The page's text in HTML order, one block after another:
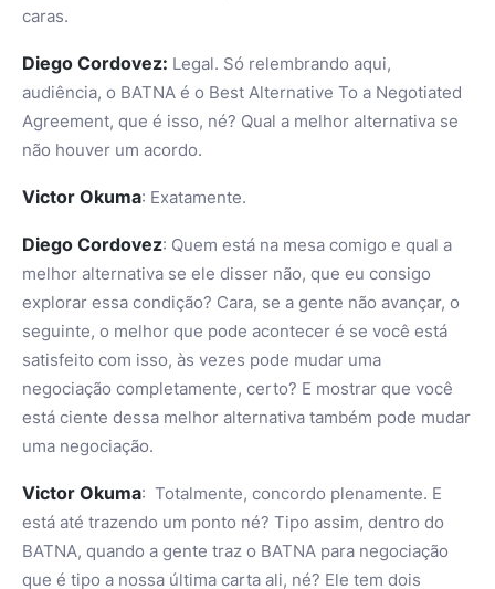
caras.
Diego Cordovez: Legal. Só relembrando aqui,
audiência, o BATNA é o Best Alternative To a Negotiated
Agreement, que é isso, né? Qual a melhor alternativa se
não houver um acordo.
Victor Okuma: Exatamente.
Diego Cordovez: Quem está na mesa comigo e qual a
melhor alternativa se ele disser não, que eu consigo
explorar essa condição? Cara, se a gente não avançar, o
seguinte, o melhor que pode acontecer é se você está
satisfeito com isso, às vezes pode mudar uma
negociação completamente, certo? E mostrar que você
está ciente dessa melhor alternativa também pode mudar
uma negociação.
Victor Okuma: Totalmente, concordo plenamente. E
está até trazendo um ponto né? Tipo assim, dentro do
BATNA, quando a gente traz o BATNA para negociação
que é tipo a nossa última carta ali, né? Ele tem dois